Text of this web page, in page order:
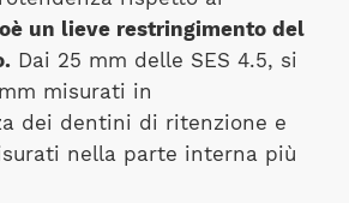
un lieve restringimento del
Dai 25 mm delle SES 4.5, si
misurati in
dei dentini di ritenzione e
nella parte interna più